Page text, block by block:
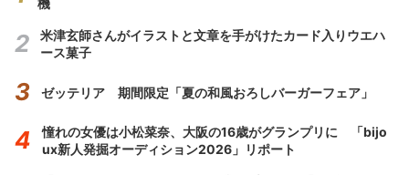
機
米津玄師さんがイラストと文章を手がけたカード入りウエハ
ース菓子
ゼッテリア 期間限定「夏の和風おろしバーガーフェア」
憧れの女優は小松菜奈、大阪の16歳がグランプリに 「bijo
ux新人発掘オーディション2026」リポート